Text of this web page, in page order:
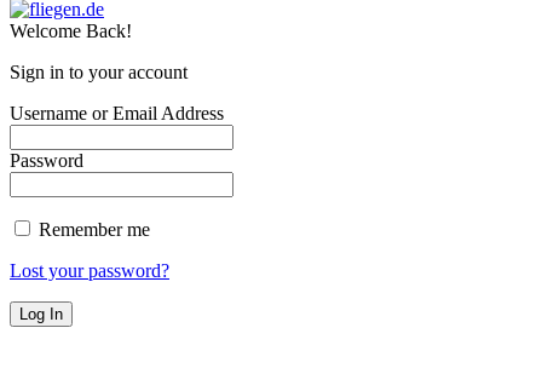
Welcome Back!
Sign in to your account
Username or Email Address
Password
Remember me
Lost your password?